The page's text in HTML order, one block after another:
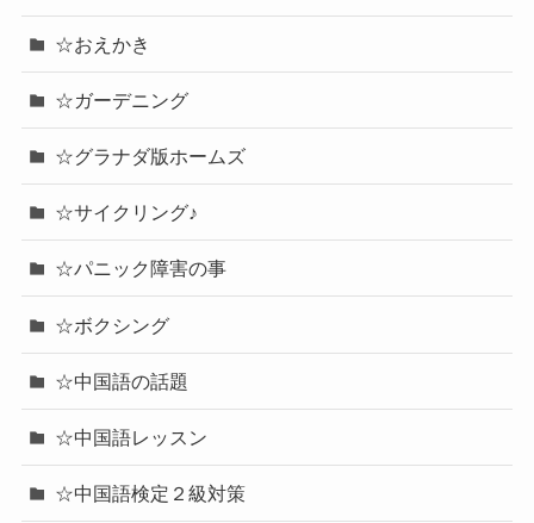
☆おえかき
☆ガーデニング
☆グラナダ版ホームズ
☆サイクリング♪
☆パニック障害の事
☆ボクシング
☆中国語の話題
☆中国語レッスン
☆中国語検定２級対策